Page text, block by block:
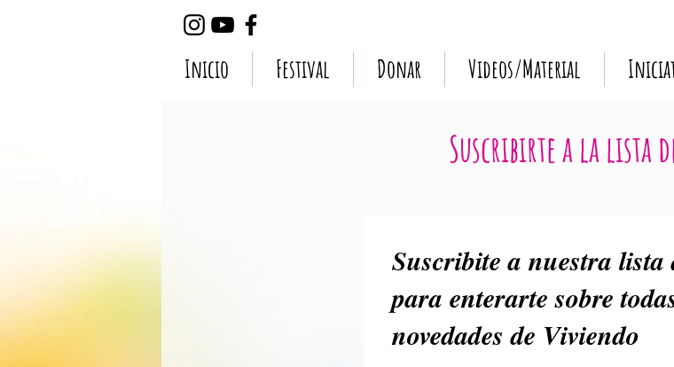
Inicio Festival Donar Videos/Material
Suscribirte a la lista
Suscribite a nuestra lista
para enterarte sobre
novedades de Viviendo